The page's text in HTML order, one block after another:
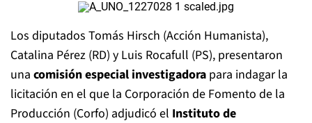
Los diputados Tomás Hirsch (Acción Humanista),
Catalina Pérez (RD) y Luis Rocafull (PS), presentaron
una comisión especial investigadora para indagar la
licitación en el que la Corporación de Fomento de la
Producción (Corfo) adjudicó el Instituto de